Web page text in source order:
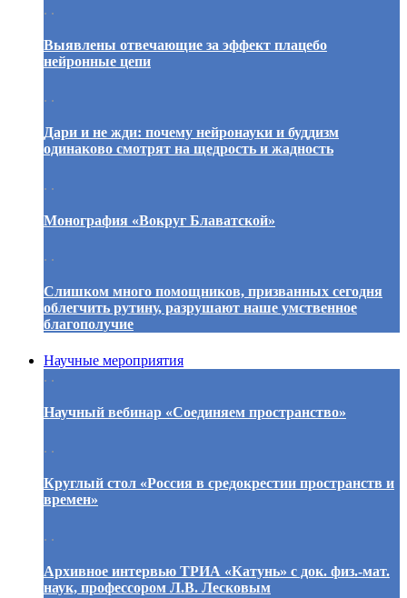
. .
Выявлены отвечающие за эффект плацебо
нейронные цепи
. .
Дари и не жди: почему нейронауки и буддизм
одинаково смотрят на щедрость и жадность
. .
Монография «Вокруг Блаватской»
. .
Слишком много помощников, призванных сегодня
облегчить рутину, разрушают наше умственное
благополучие
Научные мероприятия
. .
Научный вебинар «Соединяем пространство»
. .
Круглый стол «Россия в средокрестии пространств и
времен»
. .
Архивное интервью ТРИА «Катунь» с док. физ.-мат.
наук, профессором Л.В. Лесковым